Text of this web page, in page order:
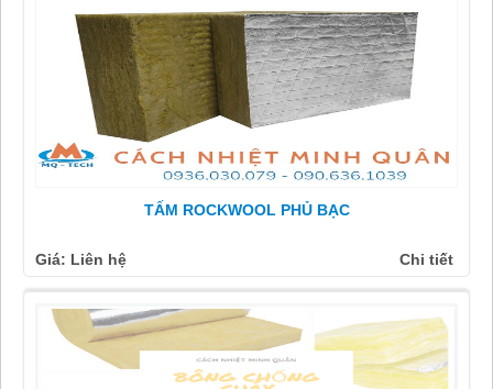
TẤM ROCKWOOL PHỦ BẠC
Giá: Liên hệ Chi tiết